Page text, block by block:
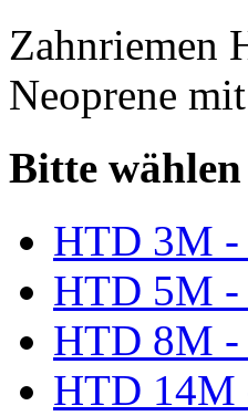
Zahnriemen
Neoprene
Bitte wählen
HTD 3M -
HTD 5M -
HTD 8M -
HTD 14M